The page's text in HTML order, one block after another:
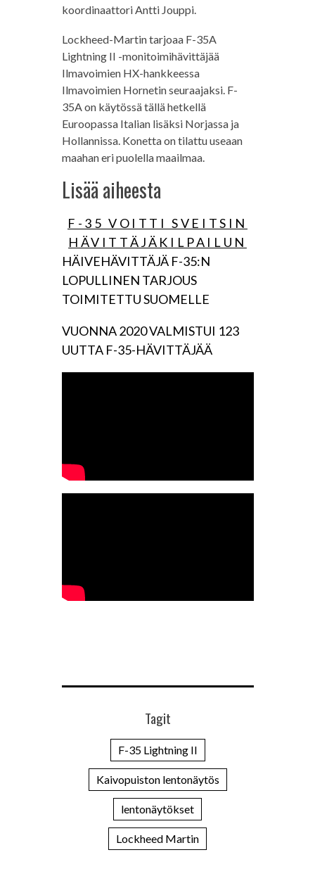
koordinaattori Antti Jouppi.
Lockheed-Martin tarjoaa F-35A
Lightning II -monitoimihävittäjää
Ilmavoimien HX-hankkeessa
Ilmavoimien Hornetin seuraajaksi. F-
35A on käytössä tällä hetkellä
Euroopassa Italian lisäksi Norjassa ja
Hollannissa. Konetta on tilattu useaan
maahan eri puolella maailmaa.
Lisää aiheesta
F-35 VOITTI SVEITSIN
HÄVITTÄJÄKILPAILUN
HÄIVEHÄVITTÄJÄ F-35:N
LOPULLINEN TARJOUS
TOIMITETTU SUOMELLE
VUONNA 2020 VALMISTUI 123
UUTTA F-35-HÄVITTÄJÄÄ
Tagit
F-35 Lightning II
Kaivopuiston lentonäytös
lentonäytökset
Lockheed Martin